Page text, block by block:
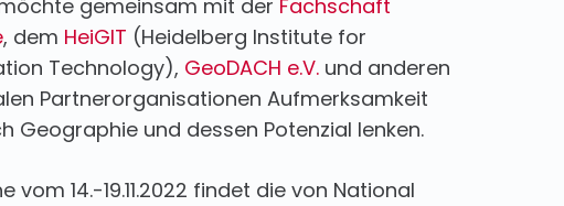
gemeinsam mit der Fachschaft
, dem HeiGIT (Heidelberg Institute for
Technology), GeoDACH e.V. und anderen
Partnerorganisationen Aufmerksamkeit
Geographie und dessen Potenzial lenken.
vom 14.-19.11.2022 findet die von National